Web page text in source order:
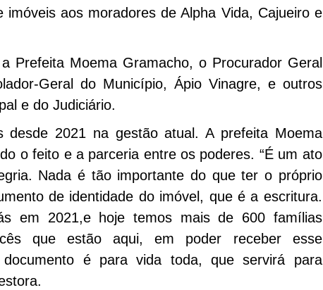
aos moradores de Alpha Vida, Cajueiro e
Prefeita Moema Gramacho, o Procurador Geral
Geral do Município, Ápio Vinagre, e outros
e do Judiciário.
2021 na gestão atual. A prefeita Moema
o feito e a parceria entre os poderes. “É um ato
Nada é tão importante do que ter o próprio
de identidade do imóvel, que é a escritura.
em 2021,e hoje temos mais de 600 famílias
que estão aqui, em poder receber esse
é para vida toda, que servirá para